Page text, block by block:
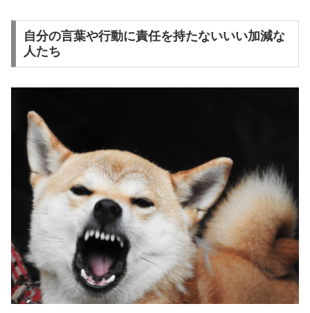
自分の言葉や行動に責任を持たないいい加減な
人たち